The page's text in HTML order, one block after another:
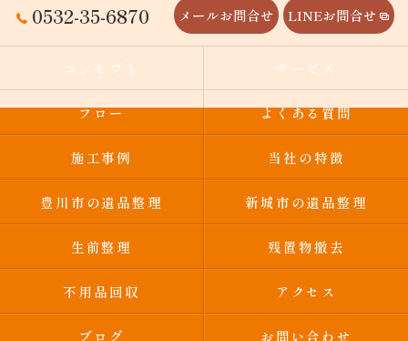
0532-35-6870 メールお問合せ LINEお問合せ
コンセプト サービス
フロー よくある質問
施工事例 当社の特徴
豊川市の遺品整理 新城市の遺品整理
生前整理 残置物撤去
不用品回収 アクセス
ブログ お問い合わせ